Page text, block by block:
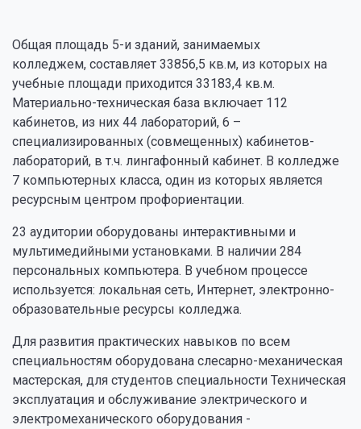
Общая площадь 5-и зданий, занимаемых
колледжем, составляет 33856,5 кв.м, из которых на
учебные площади приходится 33183,4 кв.м.
Материально-техническая база включает 112
кабинетов, из них 44 лабораторий, 6 –
специализированных (совмещенных) кабинетов-
лабораторий, в т.ч. лингафонный кабинет. В колледже
7 компьютерных класса, один из которых является
ресурсным центром профориентации.
23 аудитории оборудованы интерактивными и
мультимедийными установками. В наличии 284
персональных компьютера. В учебном процессе
используется: локальная сеть, Интернет, электронно-
образовательные ресурсы колледжа.
Для развития практических навыков по всем
специальностям оборудована слесарно-механическая
мастерская, для студентов специальности Техническая
эксплуатация и обслуживание электрического и
электромеханического оборудования -